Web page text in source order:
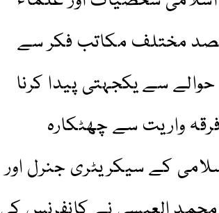
مختلف مکاتب فکر سے
سے یکجہتی پیدا کرنا
واریت سے چھٹکارہ
کے سیکریٹری جنرل اور